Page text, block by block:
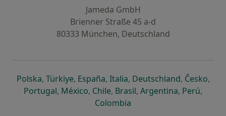
Jameda GmbH
Brienner Straße 45 a-d
80333 München, Deutschland
Polskaöffnet in einer neuen Registerkarte
, Türkiyeöffnet in einer neuen Registerkarte
, Españaöffnet in einer neuen
, Italiaöffnet in einer neuen
, Deutschlandöffnet in
, Česko,
Portugalöffnet in einer neuen Registerkarte
, Méxicoöffnet in einer neuen Registerkarte
, Chileöffnet in einer neuen
, Brasilöffnet in einer neuen
, Argentinaöffnet in
, Perúöffnet
,
Colombia